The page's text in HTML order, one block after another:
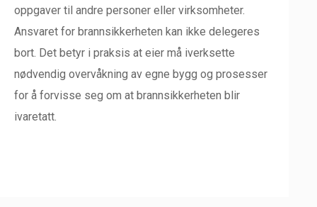
oppgaver til andre personer eller virksomheter.
Ansvaret for brannsikkerheten kan ikke delegeres
bort. Det betyr i praksis at eier må iverksette
nødvendig overvåkning av egne bygg og prosesser
for å forvisse seg om at brannsikkerheten blir
ivaretatt.